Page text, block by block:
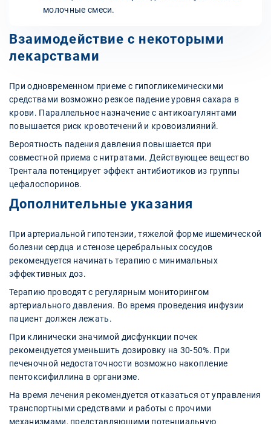
молочные смеси.
Взаимодействие с некоторыми
лекарствами
При одновременном приеме с гипогликемическими
средствами возможно резкое падение уровня сахара в
крови. Параллельное назначение с антикоагулянтами
повышается риск кровотечений и кровоизлияний.
Вероятность падения давления повышается при
совместной приема с нитратами. Действующее вещество
Трентала потенцирует эффект антибиотиков из группы
цефалоспоринов.
Дополнительные указания
При артериальной гипотензии, тяжелой форме ишемической
болезни сердца и стенозе церебральных сосудов
рекомендуется начинать терапию с минимальных
эффективных доз.
Терапию проводят с регулярным мониторингом
артериального давления. Во время проведения инфузии
пациент должен лежать.
При клинически значимой дисфункции почек
рекомендуется уменьшить дозировку на 30-50%. При
печеночной недостаточности возможно накопление
пентоксифиллина в организме.
На время лечения рекомендуется отказаться от управления
транспортными средствами и работы с прочими
механизмами, представляющими потенциальную